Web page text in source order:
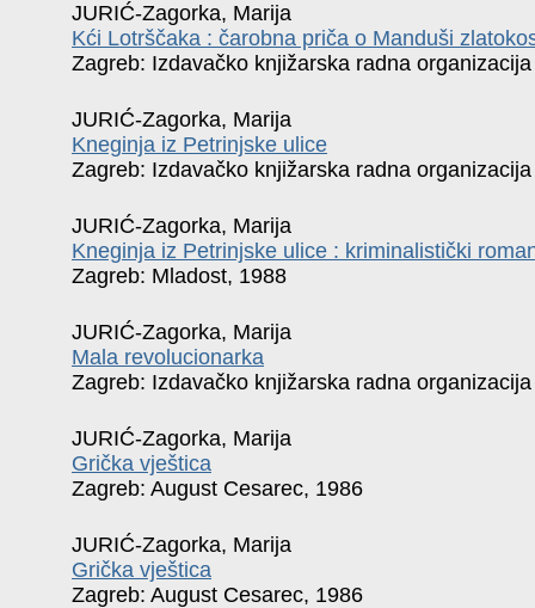
JURIĆ-Zagorka, Marija
Kći Lotrščaka : čarobna priča o Manduši
Zagreb: Izdavačko knjižarska radna
JURIĆ-Zagorka, Marija
Kneginja iz Petrinjske ulice
Zagreb: Izdavačko knjižarska radna
JURIĆ-Zagorka, Marija
Kneginja iz Petrinjske ulice : kriminalistički
Zagreb: Mladost, 1988
JURIĆ-Zagorka, Marija
Mala revolucionarka
Zagreb: Izdavačko knjižarska radna
JURIĆ-Zagorka, Marija
Grička vještica
Zagreb: August Cesarec, 1986
JURIĆ-Zagorka, Marija
Grička vještica
Zagreb: August Cesarec, 1986